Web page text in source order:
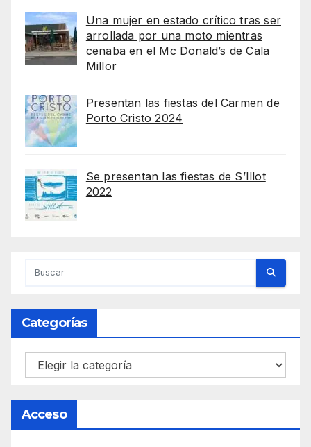
Una mujer en estado crítico tras ser
arrollada por una moto mientras
cenaba en el Mc Donald’s de Cala
Millor
Presentan las fiestas del Carmen de
Porto Cristo 2024
Se presentan las fiestas de S’Illot
2022
Categorías
Categorías
Acceso